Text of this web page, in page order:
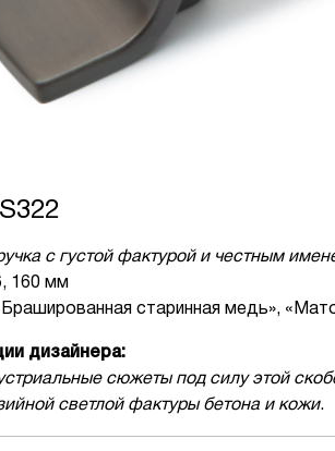
с густой фактурой и честным
160 мм
старинная медь»,
дизайнера:
сюжеты под силу этой
светлой фактуры бетона и кожи.